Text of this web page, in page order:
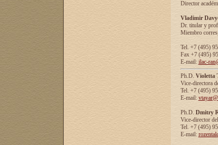
Director
Vladimir
Dr. titular y
Miembro
Tel. +7 (495)
Fax +7 (495)
E-mail: ilac-
Ph.D. Violetta
Vice-directora
Tel. +7 (495)
E-mail:
Ph.D. Dmitry
Vice-director
Tel. +7 (495)
E-mail: